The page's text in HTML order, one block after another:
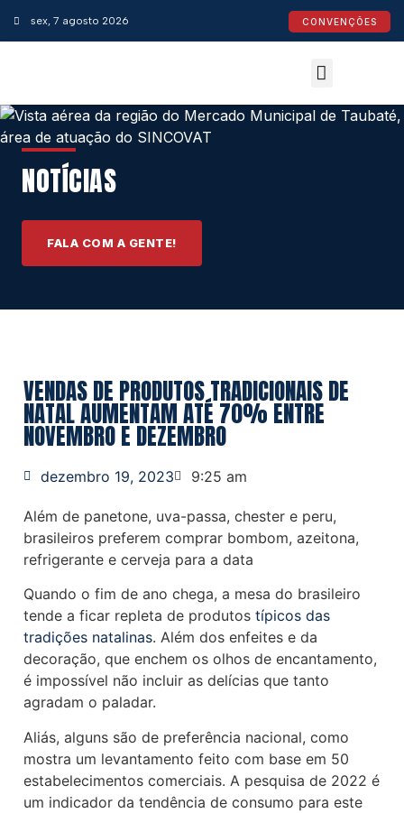
sex, 7 agosto 2026 CONVENÇÕES
NOTÍCIAS
FALA COM A GENTE!
VENDAS DE PRODUTOS TRADICIONAIS DE
NATAL AUMENTAM ATÉ 70% ENTRE
NOVEMBRO E DEZEMBRO
dezembro 19, 2023 9:25 am
Além de panetone, uva-passa, chester e peru,
brasileiros preferem comprar bombom, azeitona,
refrigerante e cerveja para a data
Quando o fim de ano chega, a mesa do brasileiro
tende a ficar repleta de produtos típicos das
tradições natalinas. Além dos enfeites e da
decoração, que enchem os olhos de encantamento,
é impossível não incluir as delícias que tanto
agradam o paladar.
Aliás, alguns são de preferência nacional, como
mostra um levantamento feito com base em 50
estabelecimentos comerciais. A pesquisa de 2022 é
um indicador da tendência de consumo para este